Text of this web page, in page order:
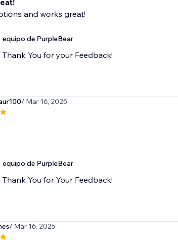
and works great!
equipo de PurpleBear
Thank You for your Feedback!
/ Mar 16, 2025
equipo de PurpleBear
Thank You for Your Feedback!
/ Mar 16, 2025